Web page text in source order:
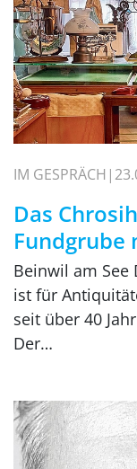
IM GESPRÄCH
Das
Fundgrube
Beinwil am See
ist für
seit über 40
Der…